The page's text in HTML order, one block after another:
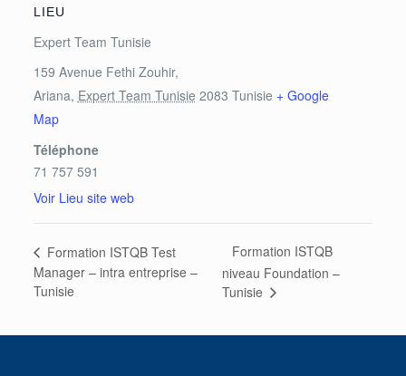
LIEU
Expert Team Tunisie
159 Avenue Fethi Zouhir,
Ariana, Expert Team Tunisie 2083 Tunisie + Google
Map
Téléphone
71 757 591
Voir Lieu site web
Formation ISTQB Test
Manager – intra entreprise –
Tunisie
Formation ISTQB
niveau Foundation –
Tunisie